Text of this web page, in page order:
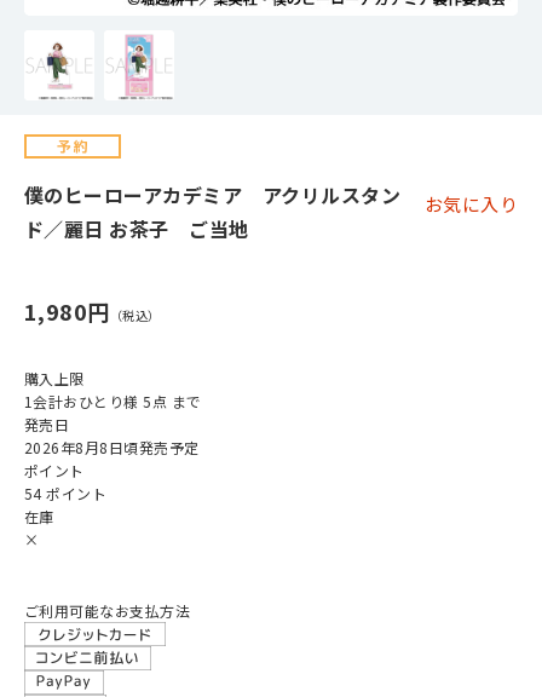
僕のヒーローアカデミア アクリルスタン
ド／麗日 お茶子 ご当地
お気に入り
1,980円
購入上限
1会計おひとり様 5点 まで
発売日
2026年8月8日頃発売予定
ポイント
54 ポイント
在庫
×
ご利用可能なお支払方法